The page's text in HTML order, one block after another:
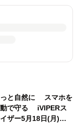
っと自然に スマホを
動で守る iVIPERス
ザー5月18日(月)発